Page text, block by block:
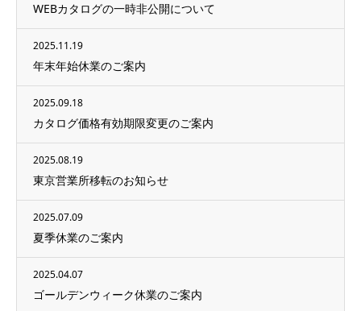
WEBカタログの一時非公開について
2025.11.19
年末年始休業のご案内
2025.09.18
カタログ価格有効期限変更のご案内
2025.08.19
東京営業所移転のお知らせ
2025.07.09
夏季休業のご案内
2025.04.07
ゴールデンウィーク休業のご案内